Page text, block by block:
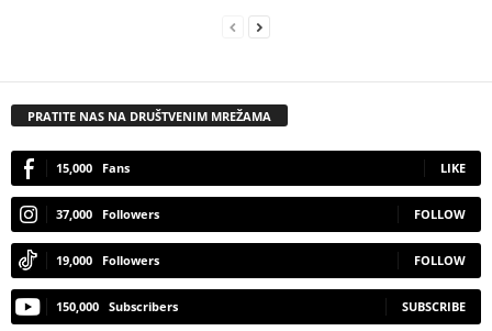
PRATITE NAS NA DRUŠTVENIM MREŽAMA
15,000 Fans LIKE
37,000 Followers FOLLOW
19,000 Followers FOLLOW
150,000 Subscribers SUBSCRIBE